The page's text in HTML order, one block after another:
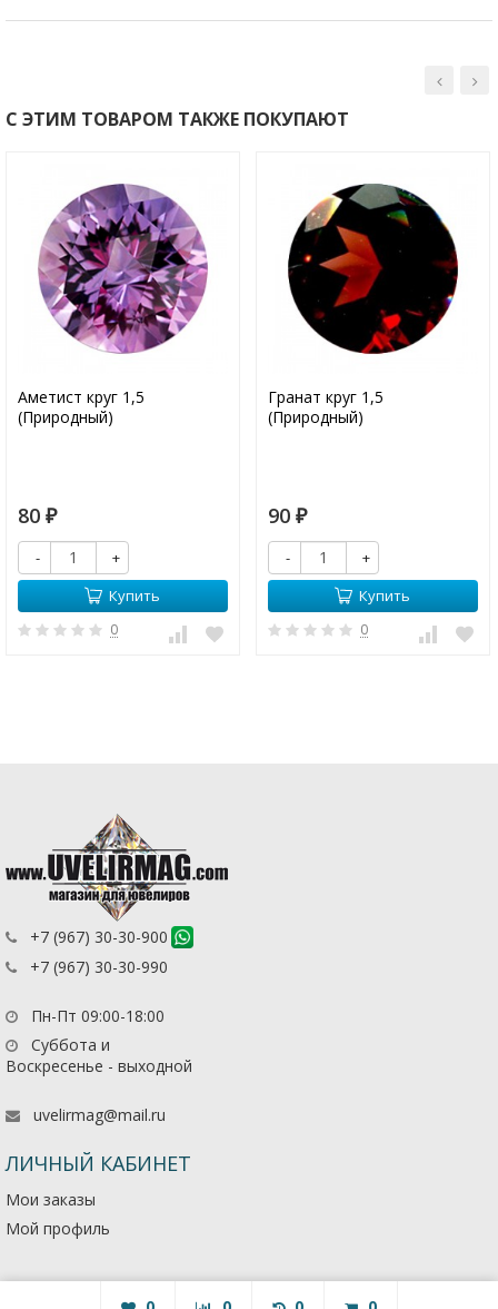
С ЭТИМ ТОВАРОМ ТАКЖЕ ПОКУПАЮТ
Аметист круг 1,5
(Природный)
80 ₽
-
+
Купить
0
Гранат круг 1,5
(Природный)
90 ₽
-
+
Купить
0
+7 (967) 30-30-900
+7 (967) 30-30-990
Пн-Пт 09:00-18:00
Суббота и
Воскресенье - выходной
uvelirmag@mail.ru
ЛИЧНЫЙ КАБИНЕТ
Мои заказы
Мой профиль